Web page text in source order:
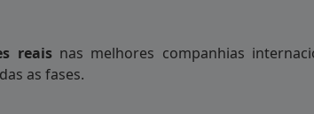
reaisnas melhores companhias
as fases.